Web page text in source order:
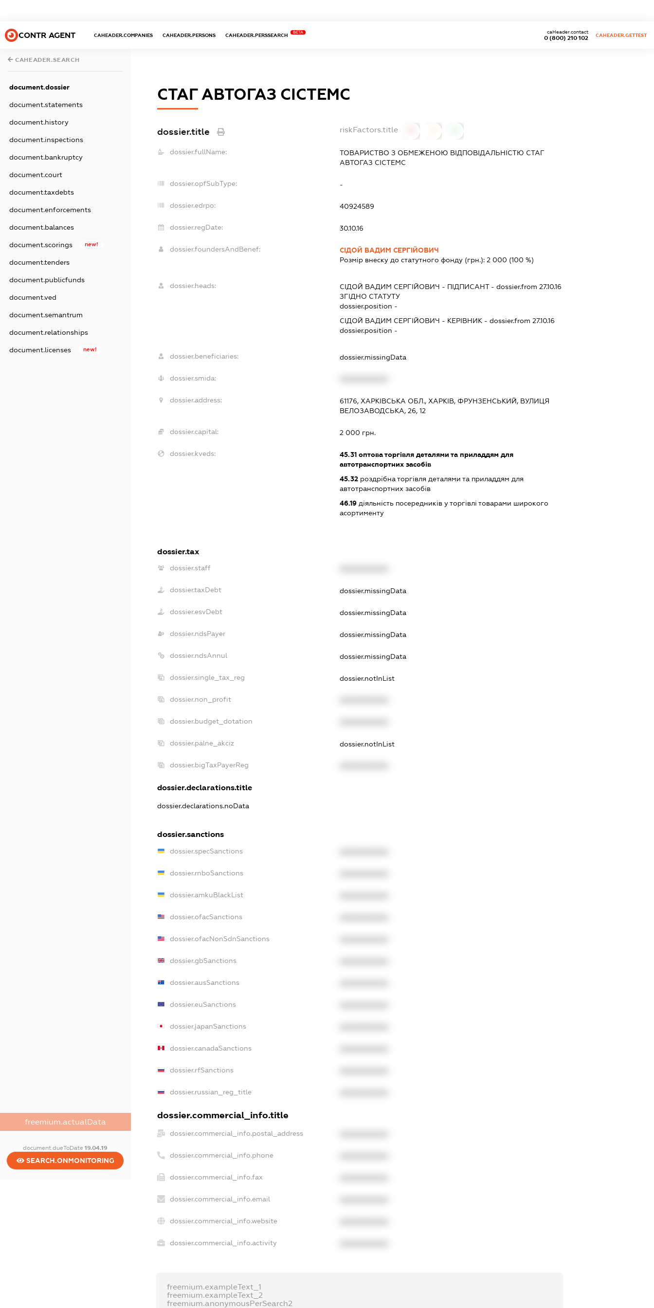
CONTR AGENT CAHEADER.COMPANIES CAHEADER.PERSONS CAHEADER.PERSSEARCH
BETA
0 (800) 210 102
caHeader.contact
CAHEADER.GETTEST
CAHEADER.SEARCH
document.dossier
document.statements
document.history
document.inspections
document.bankruptcy
document.court
document.taxdebts
document.enforcements
document.balances
document.scorings new!
document.tenders
document.publicfunds
document.ved
document.semantrum
document.relationships
document.licenses new!
freemium.actualData
document.dueToDate19.04.19
SEARCH.ONMONITORING
СТАГ АВТОГАЗ СІСТЕМС
dossier.title riskFactors.title
dossier.fullName: ТОВАРИСТВО З ОБМЕЖЕНОЮ ВІДПОВІДАЛЬНІСТЮ СТАГ
АВТОГАЗ СІСТЕМС
dossier.opfSubType: -
dossier.edrpo: 40924589
dossier.regDate: 30.10.16
dossier.foundersAndBenef:
СІДОЙ ВАДИМ СЕРГІЙОВИЧ
Розмір внеску до статутного фонду (грн.): 2 000 (100 %)
dossier.heads: СІДОЙ ВАДИМ СЕРГІЙОВИЧ - ПІДПИСАНТ- dossier.from 27.10.16
ЗГІДНО СТАТУТУ
dossier.position -
СІДОЙ ВАДИМ СЕРГІЙОВИЧ - КЕРІВНИК - dossier.from 27.10.16
dossier.position -
dossier.beneficiaries: dossier.missingData
dossier.smida:
dossier.address:
61176, ХАРКІВСЬКА ОБЛ., ХАРКІВ, ФРУНЗЕНСЬКИЙ, ВУЛИЦЯ
ВЕЛОЗАВОДСЬКА, 26, 12
dossier.capital: 2 000 грн.
dossier.kveds: 45.31оптова торгівля деталями та приладдям для
автотранспортних засобів
45.32роздрібна торгівля деталями та приладдям для
автотранспортних засобів
46.19діяльність посередників у торгівлі товарами широкого
асортименту
dossier.tax
dossier.staff
dossier.taxDebt dossier.missingData
dossier.esvDebt dossier.missingData
dossier.ndsPayer dossier.missingData
dossier.ndsAnnul dossier.missingData
dossier.single_tax_reg dossier.notInList
dossier.non_profit
dossier.budget_dotation
dossier.palne_akciz dossier.notInList
dossier.bigTaxPayerReg
dossier.declarations.title
dossier.declarations.noData
dossier.sanctions
dossier.specSanctions
dossier.rnboSanctions
dossier.amkuBlackList
dossier.ofacSanctions
dossier.ofacNonSdnSanctions
dossier.gbSanctions
dossier.ausSanctions
dossier.euSanctions
dossier.japanSanctions
dossier.canadaSanctions
dossier.rfSanctions
dossier.russian_reg_title
dossier.commercial_info.title
dossier.commercial_info.postal_address
dossier.commercial_info.phone
dossier.commercial_info.fax
dossier.commercial_info.email
dossier.commercial_info.website
dossier.commercial_info.activity
freemium.exampleText_1
freemium.exampleText_2
freemium.anonymousPerSearch2